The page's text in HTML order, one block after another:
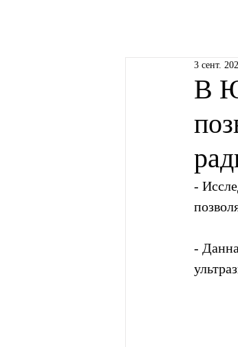
В
3 сент.
-
-